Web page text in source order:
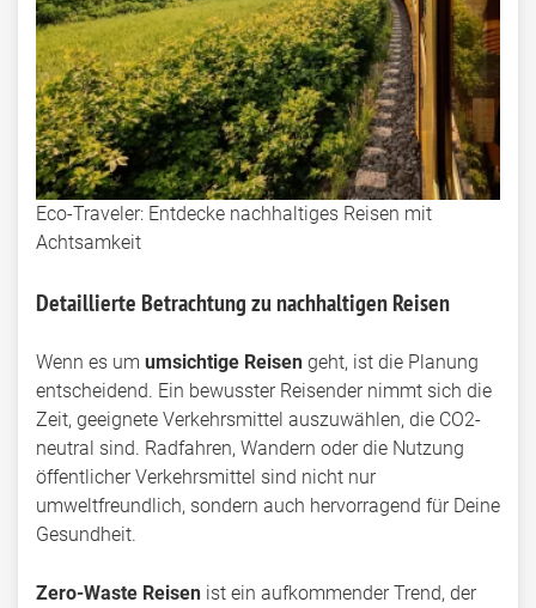
Eco-Traveler: Entdecke nachhaltiges Reisen mit
Achtsamkeit
Detaillierte Betrachtung zu nachhaltigen Reisen
Wenn es um umsichtige Reisen geht, ist die Planung
entscheidend. Ein bewusster Reisender nimmt sich die
Zeit, geeignete Verkehrsmittel auszuwählen, die CO2-
neutral sind. Radfahren, Wandern oder die Nutzung
öffentlicher Verkehrsmittel sind nicht nur
umweltfreundlich, sondern auch hervorragend für Deine
Gesundheit.
Zero-Waste Reisen ist ein aufkommender Trend, der